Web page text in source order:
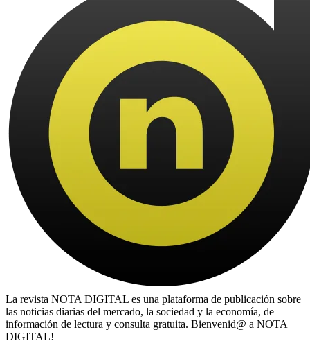
La revista NOTA DIGITAL es una plataforma de publicación sobre
las noticias diarias del mercado, la sociedad y la economía, de
información de lectura y consulta gratuita. Bienvenid@ a NOTA
DIGITAL!